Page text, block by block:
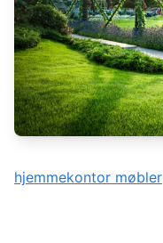
hjemmekontor møbler